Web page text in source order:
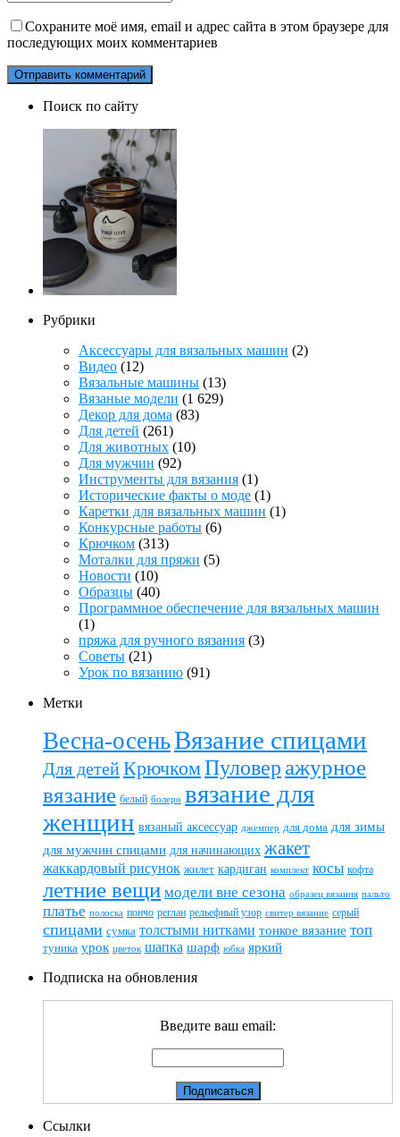
Сохраните моё имя, email и адрес сайта в этом браузере для
последующих моих комментариев
Поиск по сайту
Рубрики
Аксессуары для вязальных машин (2)
Видео (12)
Вязальные машины (13)
Вязаные модели (1 629)
Декор для дома (83)
Для детей (261)
Для животных (10)
Для мужчин (92)
Инструменты для вязания (1)
Исторические факты о моде (1)
Каретки для вязальных машин (1)
Конкурсные работы (6)
Крючком (313)
Моталки для пряжи (5)
Новости (10)
Образцы (40)
Программное обеспечение для вязальных машин
(1)
пряжа для ручного вязания (3)
Советы (21)
Урок по вязанию (91)
Метки
Весна-осеньВязание спицами
Для детейКрючкомПуловер ажурное
вязание белый болеро вязание для
женщин вязаный аксессуар джемпер для дома для зимы
для мужчин спицами для начинающих жакет
жаккардовый рисунок жилет кардиган комплект косы кофта
летние вещи модели вне сезона образец вязания пальто
платье полоска пончо реглан рельефный узор свитер вязание серый
спицами сумка толстыми нитками тонкое вязание топ
туника урок цветок шапка шарф юбка яркий
Подписка на обновления
Введите ваш email:
Ссылки